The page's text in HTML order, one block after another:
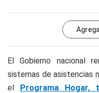
El Gobierno nacional
sistemas de asistencias
el Programa Hogar,